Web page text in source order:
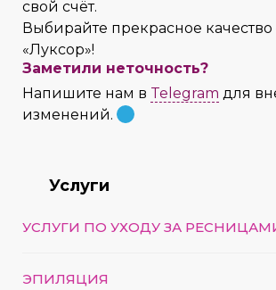
свой счёт.
Выбирайте прекрасное
«Луксор»!
Заметили неточность?
Напишите нам в Telegram для
изменений.
Услуги
УСЛУГИ ПО УХОДУ ЗА
ЭПИЛЯЦИЯ